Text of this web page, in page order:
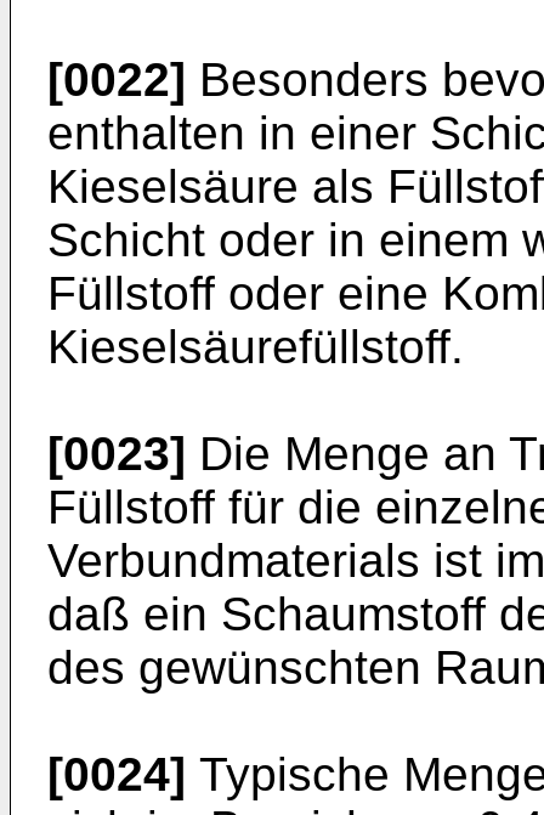
[0022] Besonders
enthalten in einer
Kieselsäure als
Schicht oder in einem
Füllstoff oder eine
Kieselsäurefüllstoff.
[0023] Die Menge an
Füllstoff für die
Verbundmaterials ist
daß ein Schaumstoff
des gewünschten
[0024] Typische